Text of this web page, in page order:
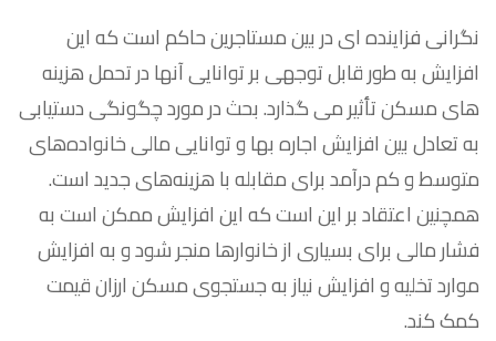
نگرانی فزاینده ای در بین مستاجرین حاکم است که این
افزایش به طور قابل توجهی بر توانایی آنها در تحمل هزینه
های مسکن تأثیر می گذارد. بحث در مورد چگونگی دستیابی
به تعادل بین افزایش اجاره بها و توانایی مالی خانواده‌های
متوسط ​​و کم درآمد برای مقابله با هزینه‌های جدید است.
همچنین اعتقاد بر این است که این افزایش ممکن است به
فشار مالی برای بسیاری از خانوارها منجر شود و به افزایش
موارد تخلیه و افزایش نیاز به جستجوی مسکن ارزان قیمت
کمک کند.